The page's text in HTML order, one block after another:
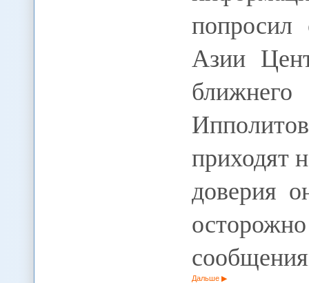
попросил
Азии
приходят
доверия
Дальше